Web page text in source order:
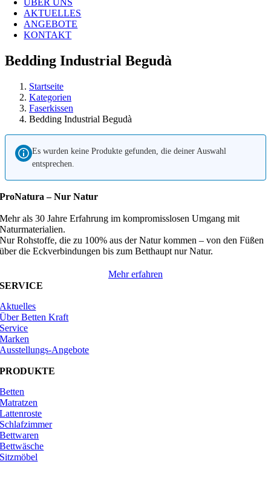
ÜBER UNS
AKTUELLES
ANGEBOTE
KONTAKT
Bedding Industrial Begudà
Startseite
Kategorien
Faserkissen
Bedding Industrial Begudà
Es wurden keine Produkte gefunden, die deiner Auswahl
entsprechen.
ProNatura –Nur Natur
Mehr als 30 Jahre Erfahrung im kompromisslosen Umgang mit
Naturmaterialien.
Nur Rohstoffe, die zu 100% aus der Natur kommen – von den Füßen
über die Eckverbindungen bis zum Betthaupt nur Natur.
Mehr erfahren
SERVICE
Aktuelles
Über Betten Kraft
Service
Marken
Ausstellungs-Angebote
PRODUKTE
Betten
Matratzen
Lattenroste
Schlafzimmer
Bettwaren
Bettwäsche
Sitzmöbel